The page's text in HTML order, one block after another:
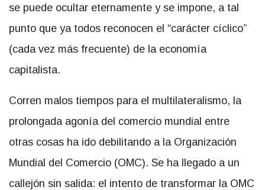
se puede ocultar eternamente y se impone, a tal
punto que ya todos reconocen el “carácter cíclico”
(cada vez más frecuente) de la economía
capitalista.
Corren malos tiempos para el multilateralismo, la
prolongada agonía del comercio mundial entre
otras cosas ha ido debilitando a la Organización
Mundial del Comercio (OMC). Se ha llegado a un
callejón sin salida: el intento de transformar la OMC